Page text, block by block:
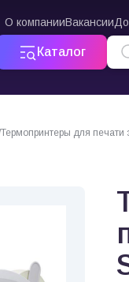
О компанииВакансии
Каталог
Термопринтеры для печати